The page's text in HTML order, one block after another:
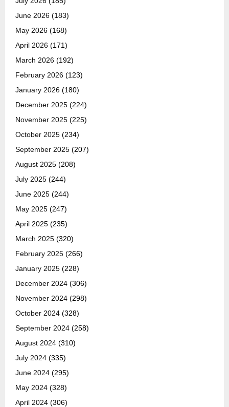
June 2026 (183)
May 2026 (168)
April 2026 (171)
March 2026 (192)
February 2026 (123)
January 2026 (180)
December 2025 (224)
November 2025 (225)
October 2025 (234)
September 2025 (207)
August 2025 (208)
July 2025 (244)
June 2025 (244)
May 2025 (247)
April 2025 (235)
March 2025 (320)
February 2025 (266)
January 2025 (228)
December 2024 (306)
November 2024 (298)
October 2024 (328)
September 2024 (258)
August 2024 (310)
July 2024 (335)
June 2024 (295)
May 2024 (328)
April 2024 (306)